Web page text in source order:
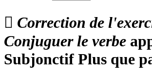
 Correction de
Conjuguer le verbe
Subjonctif Plus que